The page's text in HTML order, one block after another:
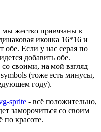
мы жестко привязаны к
иконка 16*16 и
обе. Если у нас серая по
добавить обе.
своими, на мой взгляд
(тоже есть минусы,
году).
sprite - всё положительно,
заморочиться со своим
по красоте.